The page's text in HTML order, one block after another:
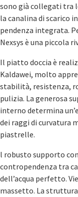
sono già collegati tra
la canalina di scarico
pendenza integrata.
Nexsys è una piccola
Il piatto doccia è
Kaldawei, molto
stabilità, resistenza,
pulizia. La generosa
interno determina
dei raggi di curvatura
piastrelle.
l robusto supporto
contropendenza tra
dell’acqua perfetto.
massetto. La